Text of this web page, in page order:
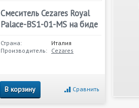
Смеситель Cezares Royal
Palace-BS1-01-MS на биде
Страна:
Италия
Производитель: Cezares
В корзину Сравнить